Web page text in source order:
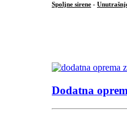
Spoljne sirene -
Dodatna